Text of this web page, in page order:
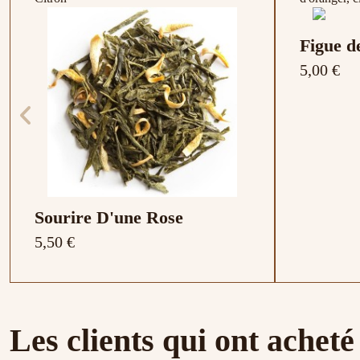
Sourire D'une Rose
5,50 €
Figue
5,00 €
framboise,
clous de girofle, orange
Nouveau
Les clients qui ont